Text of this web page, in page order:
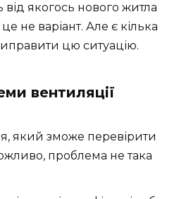
якогось нового житла
не варіант. Але є кілька
цю ситуацію.
вентиляції
який зможе перевірити
проблема не така